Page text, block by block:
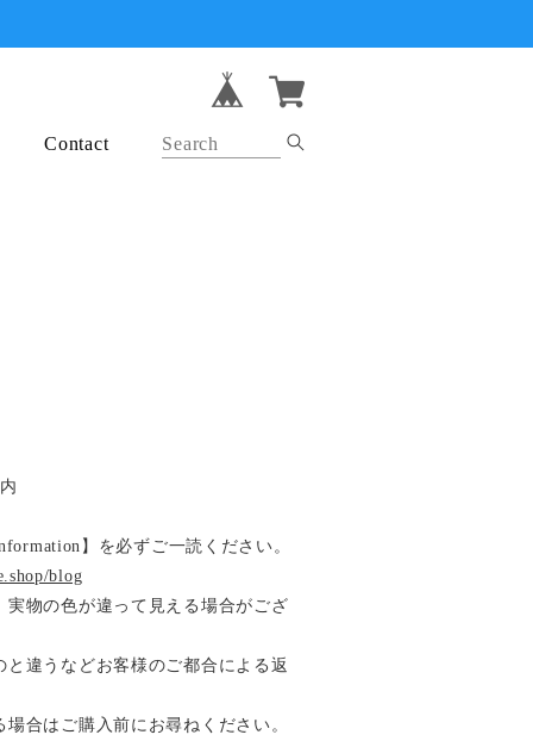
Contact
】を必ずご一読ください。
blog
実物の色が違って見える場合がござ
違うなどお客様のご都合による返
合はご購入前にお尋ねください。